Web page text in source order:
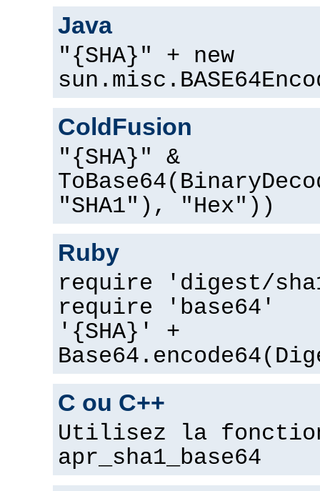
Java
"{SHA}" + new
ColdFusion
"{SHA}" &
"SHA1"), "Hex"))
Ruby
require 'digest/
require 'base64'
'{SHA}' +
C ou C++
Utilisez la
apr_sha1_base64